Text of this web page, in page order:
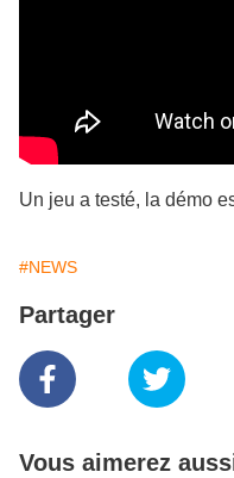
Un jeu a testé, la démo
#NEWS
Partager
Vous aimerez